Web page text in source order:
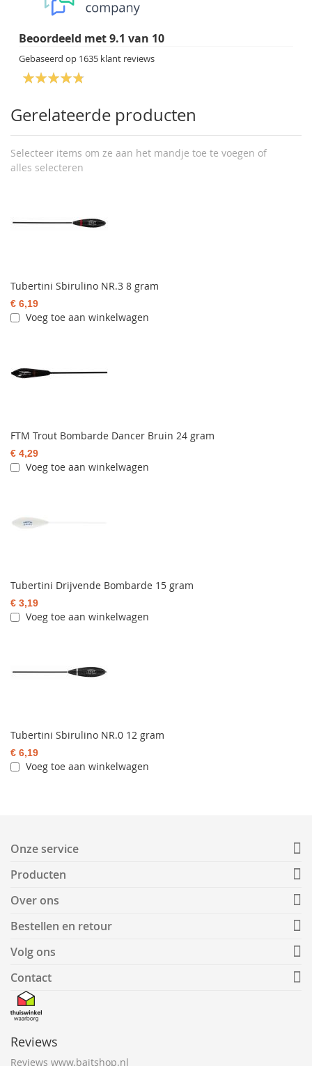
Beoordeeld met9.1 van 10
Gebaseerd op 1635 klant reviews
Gerelateerde producten
Selecteer items om ze aan het mandje toe te voegen of
alles selecteren
Tubertini Sbirulino NR.3 8 gram
€ 6,19
Voeg toe aan winkelwagen
FTM Trout Bombarde Dancer Bruin 24 gram
€ 4,29
Voeg toe aan winkelwagen
Tubertini Drijvende Bombarde 15 gram
€ 3,19
Voeg toe aan winkelwagen
Tubertini Sbirulino NR.0 12 gram
€ 6,19
Voeg toe aan winkelwagen
Onze service
Producten
Over ons
Bestellen en retour
Volg ons
Contact
Reviews
Reviews www.baitshop.nl